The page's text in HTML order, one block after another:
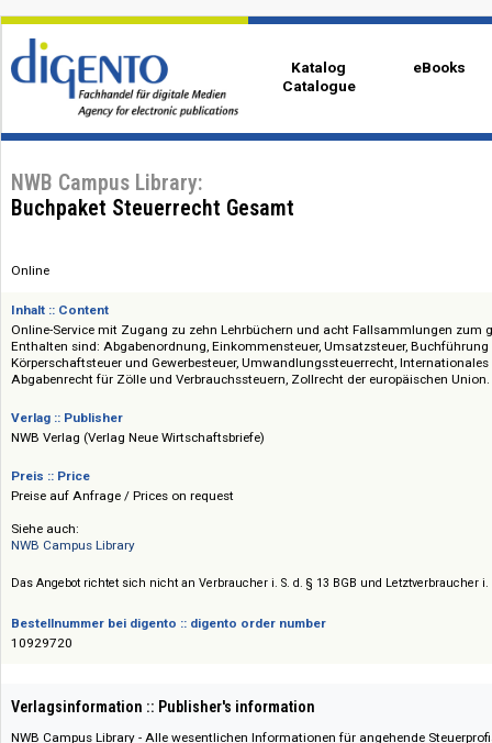
Katalog
Catalogue
NWB Campus Library:
Inhalt :: Content
Online-Service mit Zugang zu zehn Lehrbüchern und acht
Enthalten sind: Abgabenordnung, Einkommensteuer, Umsatzsteuer,
Abgabenrecht für Zölle und Verbrauchssteuern, Zollrecht der
NWB Verlag (Verlag Neue Wirtschaftsbriefe)
Preis :: Price
Preise auf Anfrage / Prices on request
Siehe auch:
Das Angebot richtet sich nicht an Verbraucher i. S. d. § 13 BGB und
10929720